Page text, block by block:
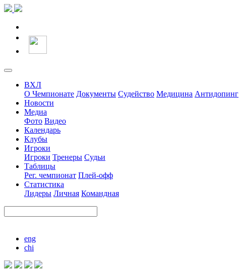
ВХЛ
О Чемпионате Документы Судейство Медицина Антидопинг
Новости
Медиа
Фото Видео
Календарь
Клубы
Игроки
Игроки Тренеры Судьи
Таблицы
Рег. чемпионат Плей-офф
Статистика
Лидеры Личная Командная
eng
chi